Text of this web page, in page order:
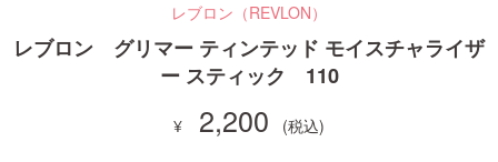
レブロン（REVLON）
レブロン グリマー ティンテッド モイスチャライザ
ー スティック 110
2,200